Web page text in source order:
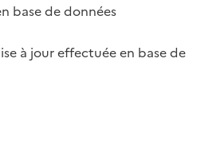
base de données
à jour effectuée en base de